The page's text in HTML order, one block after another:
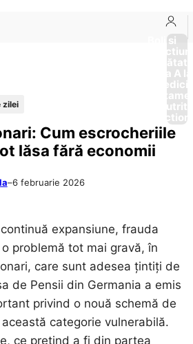
Boli si
Afectiuni
Sănătate
de la A
zilei
Cum escrocheriile
lăsa fără economii
–6 februarie 2026
expansiune, frauda
problemă tot mai gravă, în
care sunt adesea țintiți de
de Pensii din Germania a emis
privind o nouă schemă de
categorie vulnerabilă.
ce pretind a fi din partea